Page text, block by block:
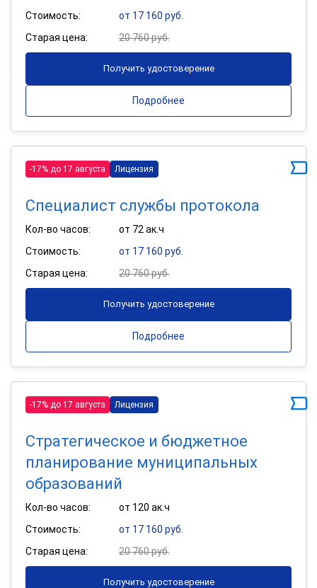
Стоимость:
от 17 160 руб.
Старая цена:
20 760 руб.
Получить удостоверение
Подробнее
-17% до 17 августа Лицензия
Специалист службы протокола
Кол-во часов:
от 72 ак.ч
Стоимость:
от 17 160 руб.
Старая цена:
20 760 руб.
Получить удостоверение
Подробнее
-17% до 17 августа Лицензия
Стратегическое и бюджетное
планирование муниципальных
образований
Кол-во часов:
от 120 ак.ч
Стоимость:
от 17 160 руб.
Старая цена:
20 760 руб.
Получить удостоверение